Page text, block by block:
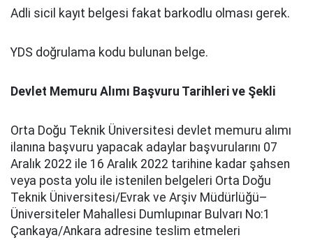
Adli sicil kayıt belgesi fakat barkodlu olması gerek.
YDS doğrulama kodu bulunan belge.
Devlet Memuru Alımı Başvuru Tarihleri ve Şekli
Orta Doğu Teknik Üniversitesi devlet memuru alımı
ilanına başvuru yapacak adaylar başvurularını 07
Aralık 2022 ile 16 Aralık 2022 tarihine kadar şahsen
veya posta yolu ile istenilen belgeleri Orta Doğu
Teknik Üniversitesi/Evrak ve Arşiv Müdürlüğü–
Üniversiteler Mahallesi Dumlupınar Bulvarı No:1
Çankaya/Ankara adresine teslim etmeleri